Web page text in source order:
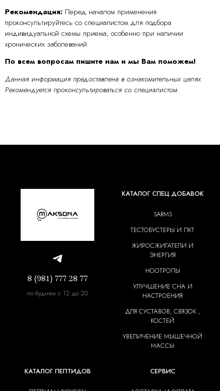
Рекомендация: Перед началом применения
проконсультируйтесь со специалистом для подбора
индивидуальной схемы приема, особенно при наличии
хронических заболеваний.
По всем вопросам пишите нам и мы Вам поможем!
Данная информация предоставлена в ознакомительных целях.
Рекомендуется проконсультироваться со специалистом.
8 (981) 777 28 77
по будням с 12 до 20
КАТАЛОГ СПЕЦ ДОБАВОК
SARMS
ТЕСТОБУСТЕРЫ И ПКТ
ЖИРОСЖИГАТЕЛИ И
ЭНЕРГИЯ
НООТРОПЫ
УЛУЧШЕНИЕ СНА И
НАСТРОЕНИЯ
ДЛЯ СУСТАВОВ, СВЯЗОК ,
КОСТЕЙ
УВЕЛИЧЕНИЕ МЫШЕЧНОЙ
МАССЫ
КАТАЛОГ ПЕПТИДОВ СЕРВИС